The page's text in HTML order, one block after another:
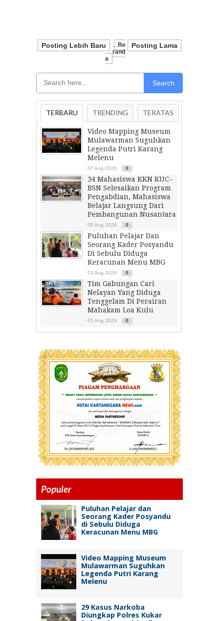
Posting Lebih Baru Posting Lama
Be
Rand
A
Search
TERBARU TRENDING TERATAS
Video Mapping Museum
Mulawarman Suguhkan
Legenda Putri Karang
Melenu
07 Aug 2026 0
34 Mahasiswa KKN KUC–
BSN Selesaikan Program
Pengabdian, Mahasiswa
Belajar Langsung Dari
Pembangunan Nusantara
05 Aug 2026 0
Puluhan Pelajar Dan
Seorang Kader Posyandu
Di Sebulu Diduga
Keracunan Menu MBG
03 Aug 2026 0
Tim Gabungan Cari
Nelayan Yang Diduga
Tenggelam Di Perairan
Mahakam Loa Kulu
02 Aug 2026 0
Populer
Puluhan Pelajar dan
Seorang Kader Posyandu
di Sebulu Diduga
Keracunan Menu MBG
Video Mapping Museum
Mulawarman Suguhkan
Legenda Putri Karang
Melenu
29 Kasus Narkoba
Diungkap Polres Kukar